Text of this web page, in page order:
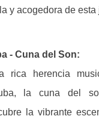
y acogedora de
- Cuna del Son:
rica herencia
la cuna del
la vibrante